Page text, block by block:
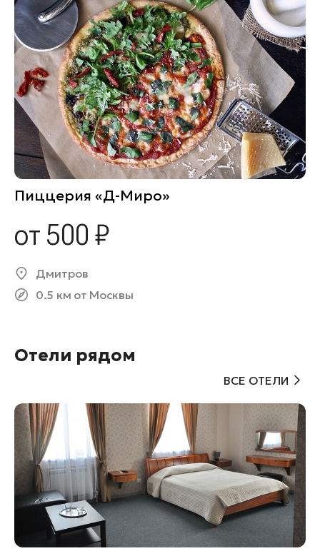
Пиццерия «Д-Миро»
от 500 ₽
Дмитров
0.5 км от Москвы
Отели рядом
ВСЕ ОТЕЛИ